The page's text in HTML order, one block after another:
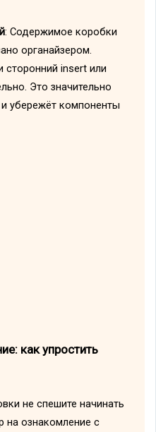
: Содержимое коробки
органайзером.
сторонний insert или
Это значительно
и убережёт компоненты
как упростить
не спешите начинать
на ознакомление с